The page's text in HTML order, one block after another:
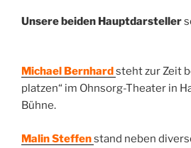
Unsere beiden Hauptdarsteller
Michael Bernhardsteht zur Zeit
platzen“ im Ohnsorg-Theater in
Bühne.
Malin Steffenstand neben